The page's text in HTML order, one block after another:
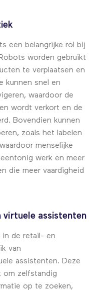
een belangrijke rol bij
worden gebruikt
te verplaatsen en
kunnen snel en
waardoor de
wordt verkort en de
Bovendien kunnen
zoals het labelen
menselijke
werk en meer
die meer vaardigheid
virtuele assistenten
in de retail- en
van
assistenten. Deze
om zelfstandig
op te zoeken,